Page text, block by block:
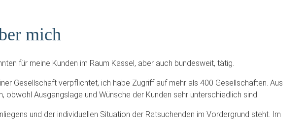
mich
für meine Kunden im Raum Kassel, aber auch bundesweit, tätig.
Gesellschaft verpflichtet, ich habe Zugriff auf mehr als 400 Gesellschaften. Aus
Ausgangslage und Wünsche der Kunden sehr unterschiedlich sind.
und der individuellen Situation der Ratsuchenden im Vordergrund steht. Im